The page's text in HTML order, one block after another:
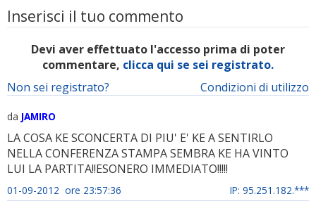
Inserisci il tuo commento
Devi aver effettuato l'accesso prima di poter
commentare, clicca qui se sei registrato.
Condizioni di utilizzo
Non sei registrato?
da JAMIRO
LA COSA KE SCONCERTA DI PIU' E' KE A SENTIRLO
NELLA CONFERENZA STAMPA SEMBRA KE HA VINTO
LUI LA PARTITA!!ESONERO IMMEDIATO!!!!!
01-09-2012 ore 23:57:36 IP: 95.251.182.***